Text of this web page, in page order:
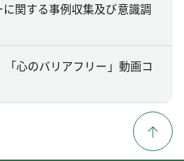
に関する事例収集及び意識調
「心のバリアフリー」動画コ